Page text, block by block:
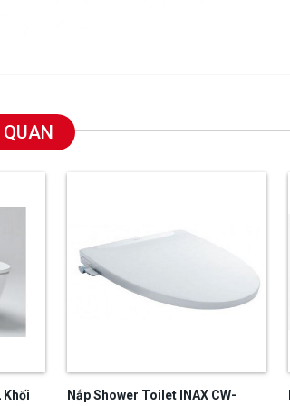
Khối
Nắp Shower Toilet INAX CW-